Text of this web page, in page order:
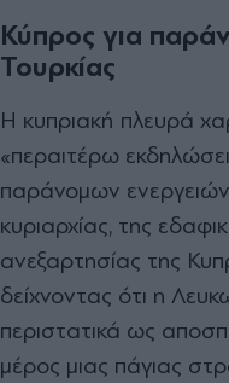
Κύπρος για
Τουρκίας
Η κυπριακή πλευρά
«περαιτέρω
παράνομων
κυριαρχίας, της
ανεξαρτησίας της
δείχνοντας ότι η
περιστατικά ως
μέρος μιας πάγιας